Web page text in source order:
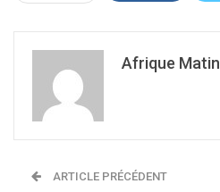
Afrique Matin
ARTICLE PRÉCÉDENT